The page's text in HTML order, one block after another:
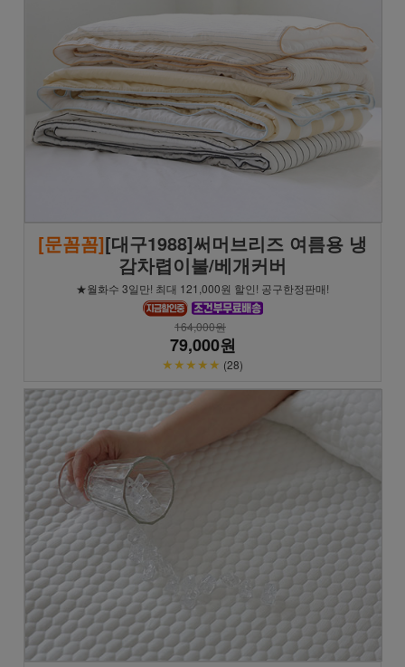
[문꼼꼼][대구1988]써머브리즈 여름용 냉
감차렵이불/베개커버
★월화수 3일만! 최대 121,000원 할인! 공구한정판매!
164,000원
79,000원
★★★★★ (28)